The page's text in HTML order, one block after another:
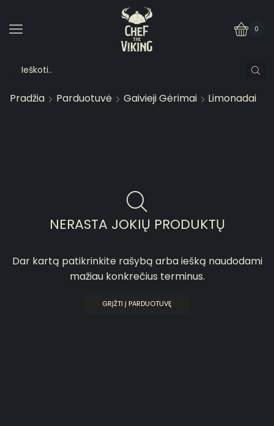
0
Pradžia Parduotuvė Gaivieji Gėrimai Limonadai
NERASTA JOKIŲ PRODUKTŲ
Dar kartą patikrinkite rašybą arba iešką naudodami
mažiau konkrečius terminus.
GRĮŽTI Į PARDUOTUVĘ